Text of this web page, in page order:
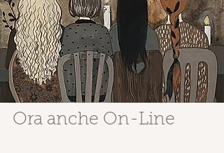
Ora anche On-Line